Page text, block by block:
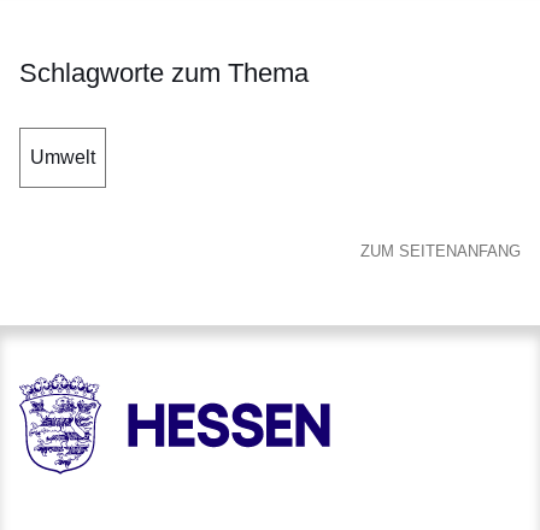
Schlagworte zum Thema
Umwelt
ZUM SEITENANFANG
HESSEN - Hessische Landesregierung